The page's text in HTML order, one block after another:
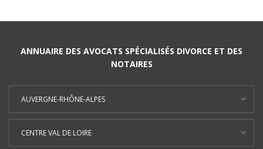
ANNUAIRE DES AVOCATS SPÉCIALISÉS DIVORCE ET DES
NOTAIRES
AUVERGNE-RHÔNE-ALPES
CENTRE VAL DE LOIRE